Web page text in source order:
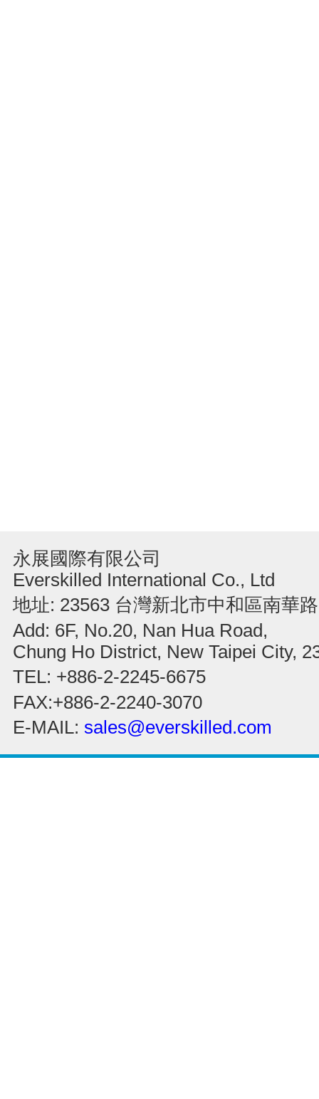
永展國際有限公司
Everskilled International Co., Ltd
地址: 23563 台灣新北市中和區南華
Add: 6F, No.20, Nan Hua Road,
Chung Ho District, New Taipei City,
TEL: +886-2-2245-6675
FAX:+886-2-2240-3070
E-MAIL: sales@everskilled.com